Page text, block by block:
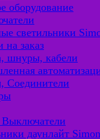
оборудование
светильники
на заказ
шнуры, кабели
Соединители
Выключатели
даунлайт Simon